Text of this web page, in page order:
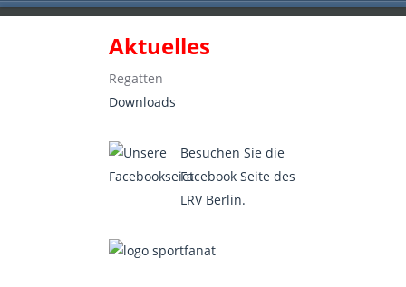
Landesruderverband Berlin e.V.
Aktuelles
Regatten
Downloads
Besuchen Sie die
Facebook Seite des
LRV Berlin.